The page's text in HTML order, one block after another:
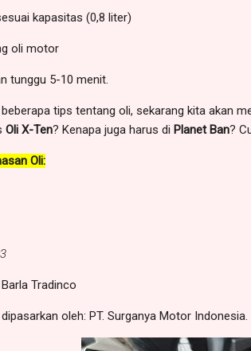
kapasitas (0,8 liter)
oli motor
tunggu 5-10 menit.
tips tentang oli, sekarang kita akan
Oli X-Ten? Kenapa juga harus di Planet Ban?
Oli:
Tradinco
oleh: PT. Surganya Motor Indonesia.